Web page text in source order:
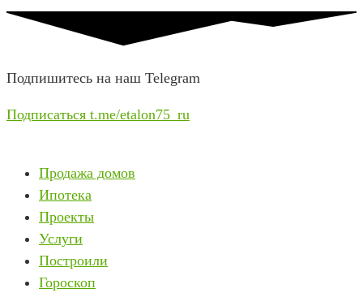
Подпишитесь на наш Telegram
Подписаться t.me/etalon75_ru
Продажа домов
Ипотека
Проекты
Услуги
Построили
Гороскоп